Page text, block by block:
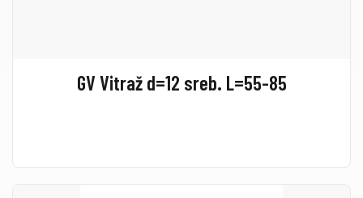
GV Vitraž d=12 sreb. L=55-85